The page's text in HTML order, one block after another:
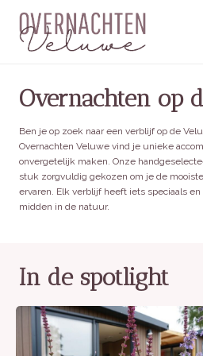
content
Overnachten op
Ben je op zoek naar een verblijf op de
Overnachten Veluwe vind je unieke
onvergetelijk maken. Onze
stuk zorgvuldig gekozen om je de
ervaren. Elk verblijf heeft iets speciaals
midden in de natuur.
In de spotlight